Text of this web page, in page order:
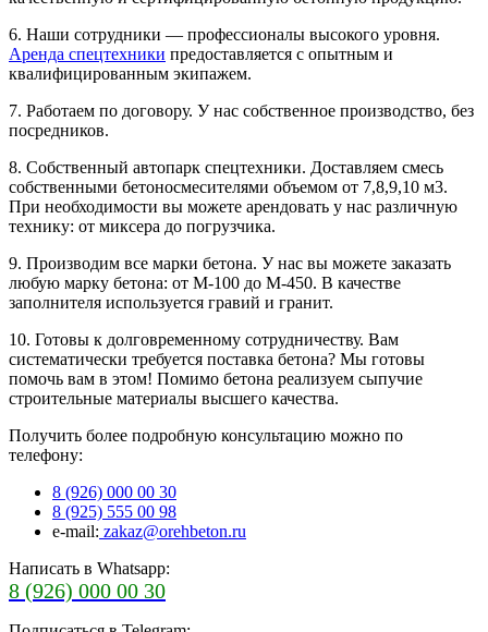
6. Наши сотрудники — профессионалы высокого уровня.
Аренда спецтехники предоставляется с опытным и
квалифицированным экипажем.
7. Работаем по договору. У нас собственное производство, без
посредников.
8. Собственный автопарк спецтехники. Доставляем смесь
собственными бетоносмесителями объемом от 7,8,9,10 м3.
При необходимости вы можете арендовать у нас различную
технику: от миксера до погрузчика.
9. Производим все марки бетона. У нас вы можете заказать
любую марку бетона: от М-100 до М-450. В качестве
заполнителя используется гравий и гранит.
10. Готовы к долговременному сотрудничеству. Вам
систематически требуется поставка бетона? Мы готовы
помочь вам в этом! Помимо бетона реализуем сыпучие
строительные материалы высшего качества.
Получить более подробную консультацию можно по
телефону:
8 (926) 000 00 30
8 (925) 555 00 98
e-mail: zakaz@orehbeton.ru
Написать в Whatsapp:
8 (926) 000 00 30